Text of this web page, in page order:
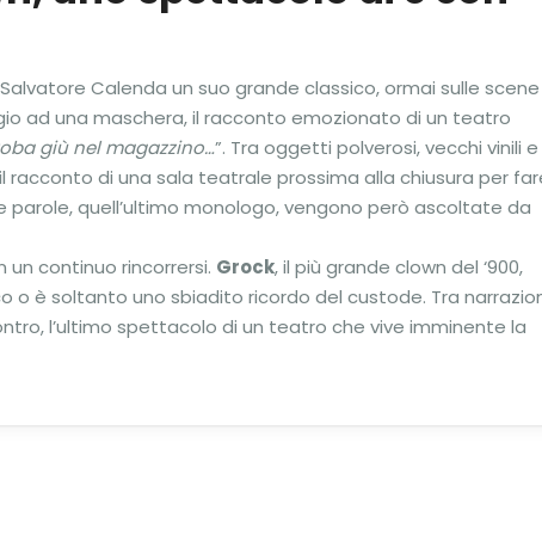
Calenda un suo grande classico, ormai sulle scene
ad una maschera, il racconto emozionato di un teatro
giù nel magazzino…”. Tra oggetti polverosi, vecchi vinili e
racconto di una sala teatrale prossima alla chiusura per
parole, quell’ultimo monologo, vengono però ascoltate da
un continuo rincorrersi. Grock, il più grande clown del ‘900,
o è soltanto uno sbiadito ricordo del custode. Tra
l’ultimo spettacolo di un teatro che vive imminente la